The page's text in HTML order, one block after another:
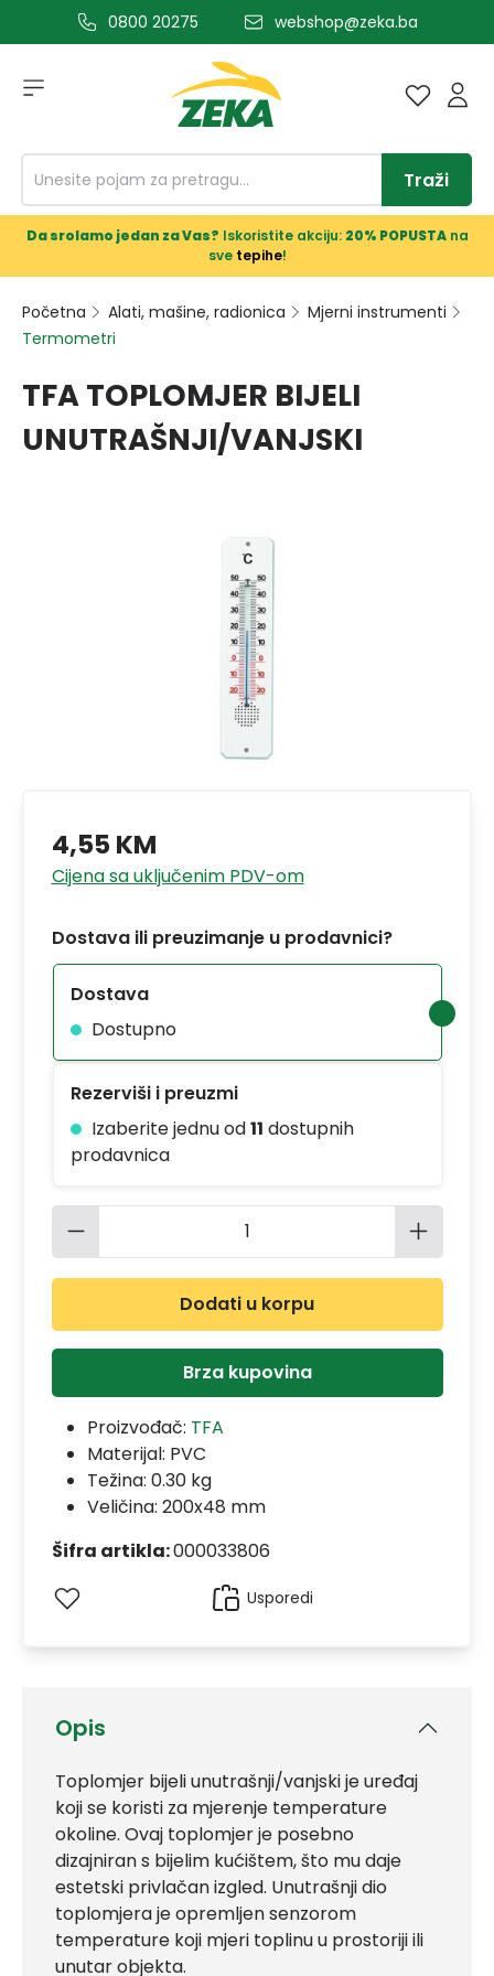
glavni sadržaj0800 20275 webshop@zeka.ba
Traži
Da srolamo jedan za Vas? Iskoristite akciju: 20% POPUSTAna
sve tepihe!
Početna Alati, mašine, radionica
Mjerni instrumenti
Termometri
TFA TOPLOMJER BIJELI
UNUTRAŠNJI/VANJSKI
Opis
Toplomjer bijeli unutrašnji/vanjski je uređaj
koji se koristi za mjerenje temperature
okoline. Ovaj toplomjer je posebno
dizajniran s bijelim kućištem, što mu daje
estetski privlačan izgled. Unutrašnji dio
toplomjera je opremljen senzorom
temperature koji mjeri toplinu u prostoriji ili
unutar objekta.
4,55 KM
Cijena sa uključenim PDV-om
Dostava ili preuzimanje u prodavnici?
Dostava
Dostupno
Rezerviši i preuzmi
Izaberite jednu od11 dostupnih
prodavnica
Količina proizvoda: Unesite
Dodati u korpu
Brza kupovina
Proizvođač: TFA
Materijal: PVC
Težina: 0.30 kg
Veličina: 200x48 mm
Šifra artikla:000033806
Usporedi